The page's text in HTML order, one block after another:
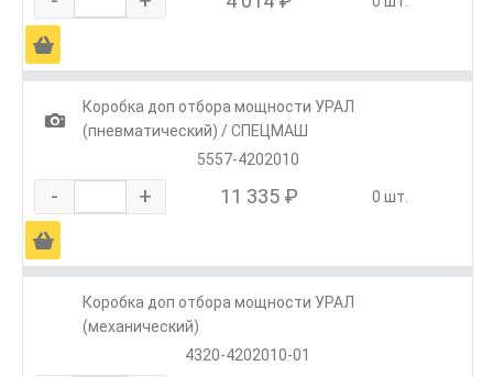
Ä
1
Коробка доп отбора мощности УРАЛ
(пневматический) / СПЕЦМАШ
5557-4202010
- + 11 335 ₽ 0 шт.
Ä
Коробка доп отбора мощности УРАЛ
(механический)
4320-4202010-01